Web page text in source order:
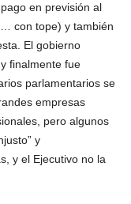
en previsión al
con tope) y también
El gobierno
finalmente fue
parlamentarios se
empresas
pero algunos
y
y el Ejecutivo no la